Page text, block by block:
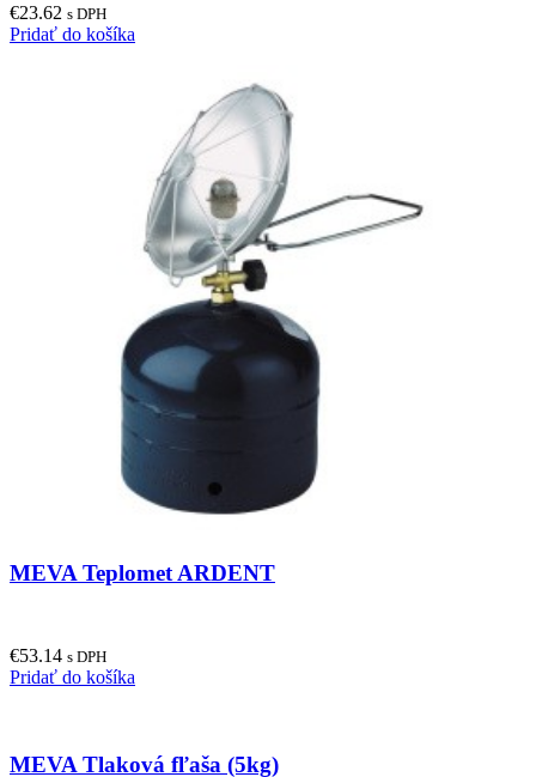
€23.62 s DPH
Pridať do košíka
MEVA Teplomet ARDENT
€53.14 s DPH
Pridať do košíka
MEVA Tlaková fľaša (5kg)